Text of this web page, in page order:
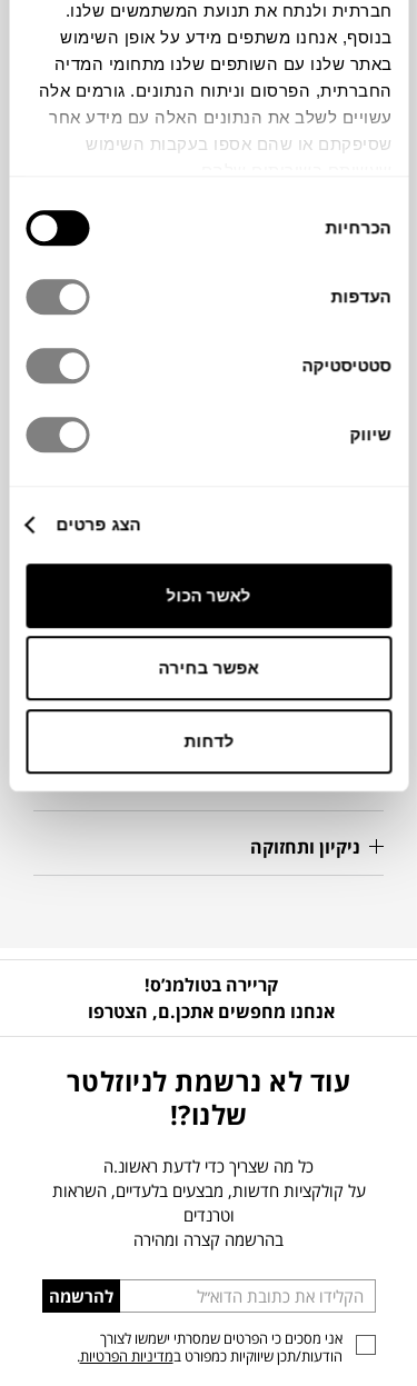
חברתית ולנתח את תנועת המשתמשים שלנו.
בנוסף, אנחנו משתפים מידע על אופן השימוש
באתר שלנו עם השותפים שלנו מתחומי המדיה
החברתית, הפרסום וניתוח הנתונים. גורמים אלה
עשויים לשלב את הנתונים האלה עם מידע אחר
שסיפקתם או שהם אספו בעקבות השימוש
הסכמה
הכרחיות
העדפות
סטטיסטיקה
שיווק
הצג פרטים
לאשר הכול
אפשר בחירה
לדחות
להדמיית AI Design
תוכלו למצוא אותי ב:
במשקל קל ונוח לקיפול ואחסון. עשוי אלומיניום
צבוע בציפוי מגן מפני נזקי שמש ומים ומתאים
53X46X83H ס"מ
מק"ט
פרטים נוספים
ניקיון ותחזוקה
קריירה בטולמנ’ס!
אנחנו מחפשים אתכן.ם, הצטרפו
עוד לא נרשמת לניוזלטר
שלנו?!
כל מה שצריך כדי לדעת ראשונ.ה
על קולקציות חדשות, מבצעים בלעדיים, השראות
וטרנדים
בהרשמה קצרה ומהירה
הכניסו
כתובת
דוא”ל
להרשמה
אני מסכים כי הפרטים שמסרתי ישמשו לצורך
הודעות/תכן שיווקיות כמפורט במדיניות הפרטיות.